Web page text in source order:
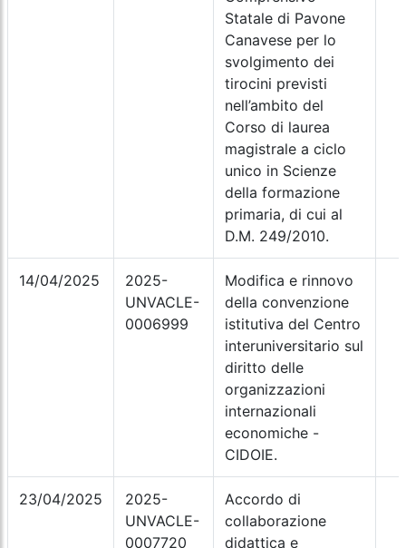
Statale di Pavone
Canavese per lo
svolgimento dei
tirocini previsti
nell’ambito del
Corso di laurea
magistrale a ciclo
unico in Scienze
della formazione
primaria, di cui al
D.M. 249/2010.
14/04/2025
2025-
UNVACLE-
0006999
Modifica e rinnovo
della convenzione
istitutiva del Centro
interuniversitario sul
diritto delle
organizzazioni
internazionali
economiche -
CIDOIE.
23/04/2025
2025-
UNVACLE-
0007720
Accordo di
collaborazione
didattica e